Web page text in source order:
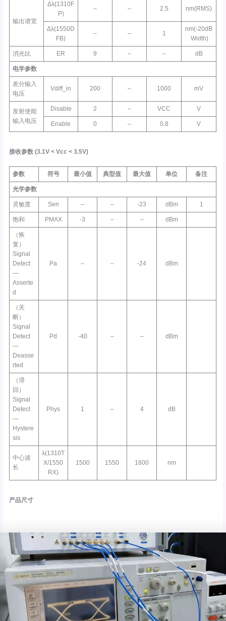
输出谱宽
Δλ(1310F
P)
– – 2.5 nm(RMS)
Δλ(1550D
FB)
– – 1
nm(-20dB
Width)
消光比 ER 9 – – dB
电学参数
差分输入
电压
Vdiff_in 200 – 1000 mV
发射使能
输入电压
Disable 2 – VCC V
Enable 0 – 0.8 V
接收参数 (3.1V <Vcc < 3.5V)
参数 符号 最小值 典型值 最大值 单位 备注
光学参数
灵敏度 Sen – – -23 dBm 1
饱和 PMAX -3 – – dBm
（恢
复）
Signal
Detect
—
Asserte
d
Pa – – -24 dBm
（关
断）
Signal
Detect
—
Deasse
rted
Pd -40 – – dBm
（滞
回）
Signal
Detect
—
Hystere
sis
Phys 1 – 4 dB
中心波
长
λ(1310T
X/1550
RX)
1500 1550 1600 nm
产品尺寸